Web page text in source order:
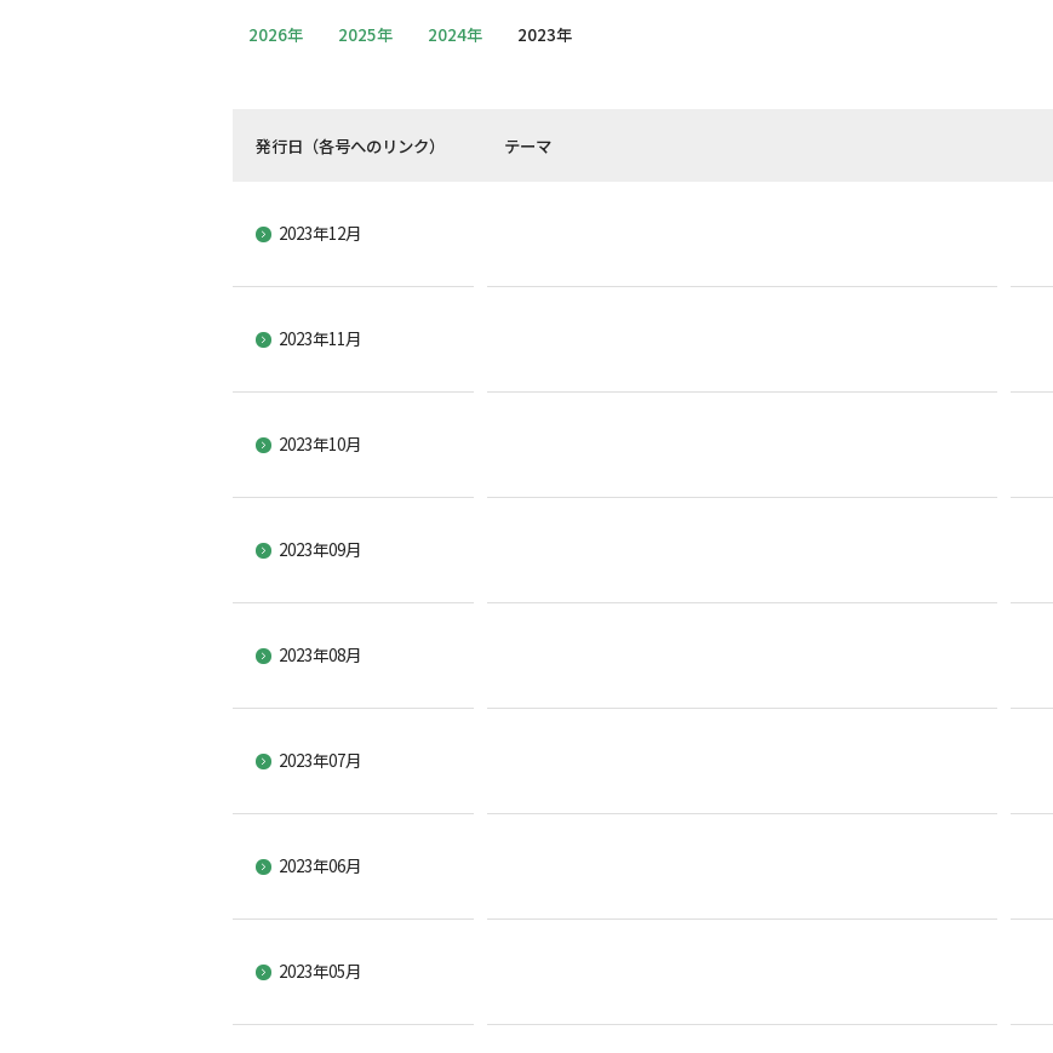
2026年 2025年 2024年 2023年
発行日（各号へのリンク） テーマ
2023年12月
2023年11月
2023年10月
2023年09月
2023年08月
2023年07月
2023年06月
2023年05月